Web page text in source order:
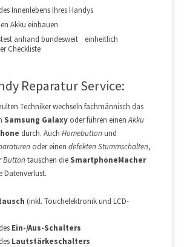
auf Anfrage
auf Anfrage
Innenlebens Ihres Handys
Akku einbauen
anhand bundesweit einheitlich
Checkliste
Reparatur Service:
Techniker wechseln fachmännisch das
Samsung Galaxy oder führen einenAkku
durch. Auch Homebutton und
oder einen defekten Stummschalten,
Button tauschen die SmartphoneMacher
Datenverlust.
(inkl. Touchelektronik und LCD-
Ein-/Aus-Schalters
Lautstärkeschalters